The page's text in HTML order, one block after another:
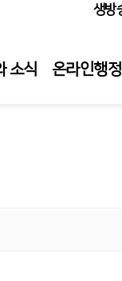
생방
소식 온라인행정